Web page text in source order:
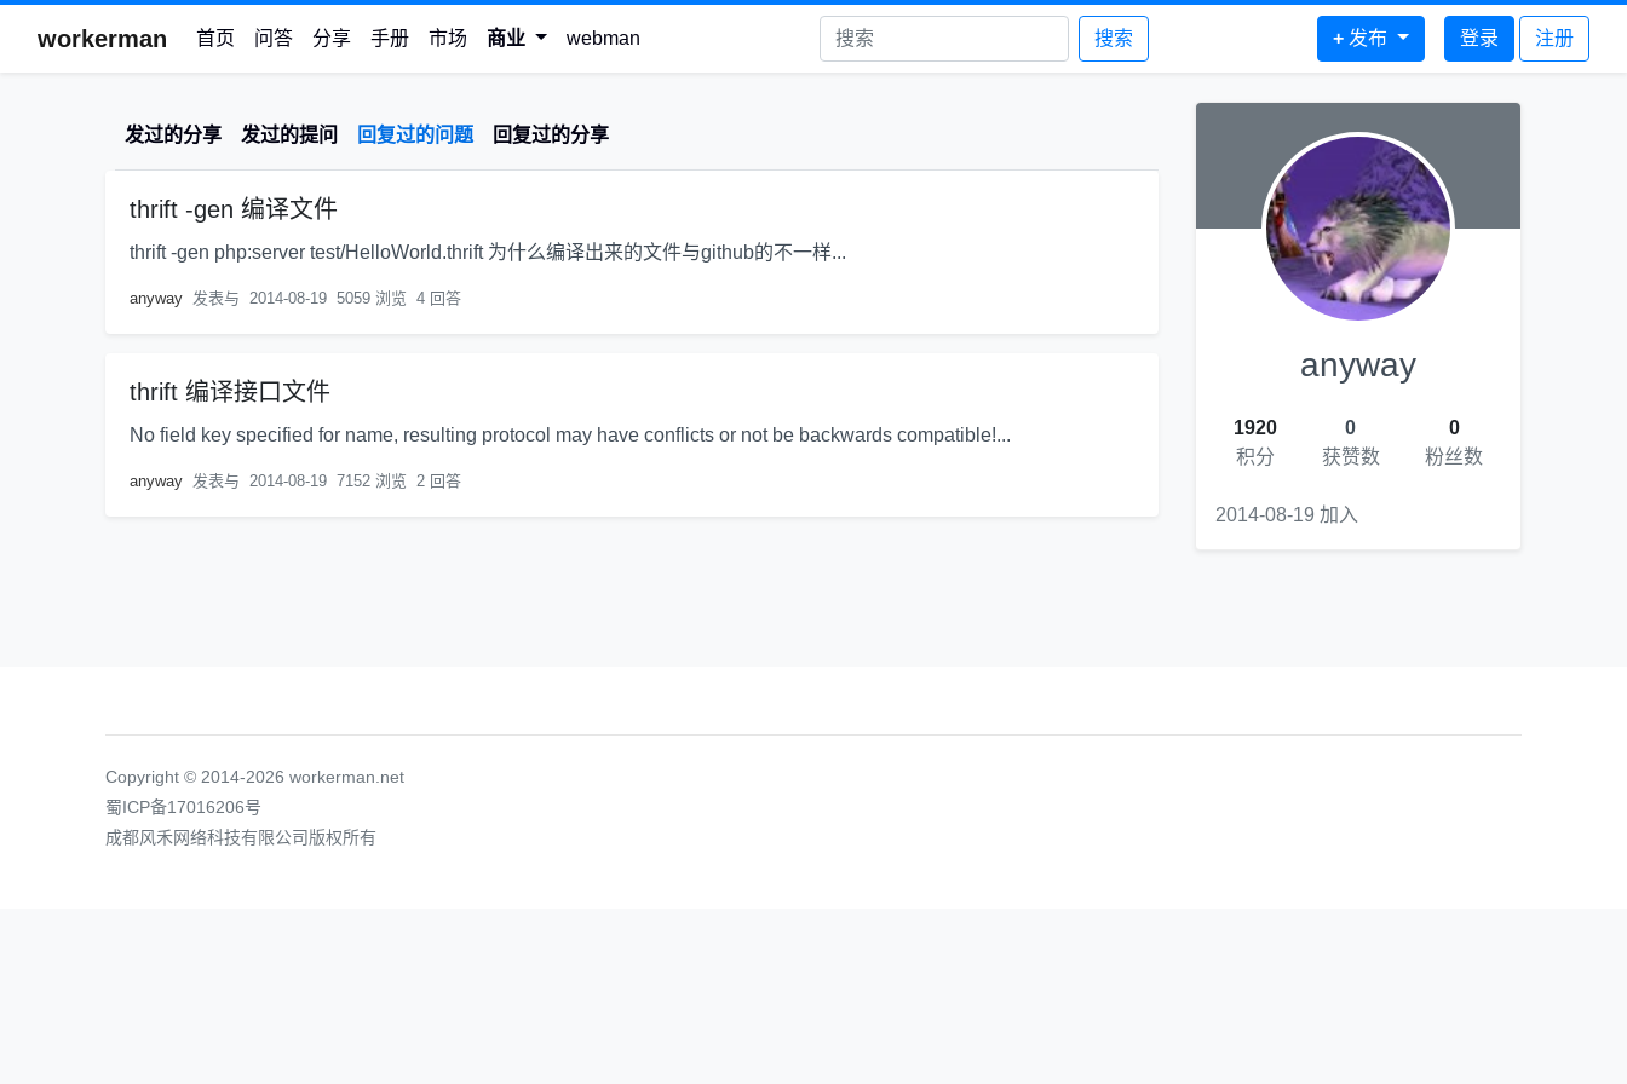
workerman 首页 问答 分享 手册 市场 商业 webman 搜索 + 发布 登录 注册
发过的分享 发过的提问 回复过的问题 回复过的分享
thrift -gen 编译文件
thrift -gen php:server test/HelloWorld.thrift 为什么编译出来的文件与github的不一样...
anyway 发表与 2014-08-19 5059 浏览 4 回答
thrift 编译接口文件
No field key specified for name, resulting protocol may have conflicts or not be backwards compatible!...
anyway 发表与 2014-08-19 7152 浏览 2 回答
anyway
1920
积分
0
获赞数
0
粉丝数
2014-08-19 加入
Copyright © 2014-2026 workerman.net
蜀ICP备17016206号
成都风禾网络科技有限公司版权所有